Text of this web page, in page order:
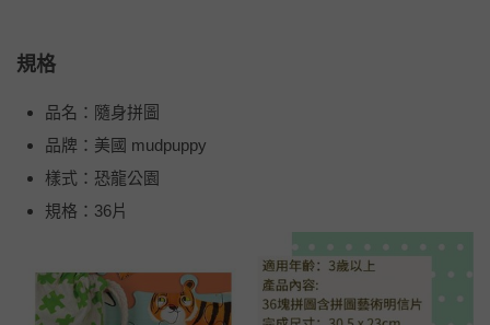
規格
品名：隨身拼圖
品牌：美國 mudpuppy
樣式：恐龍公園
規格：36片